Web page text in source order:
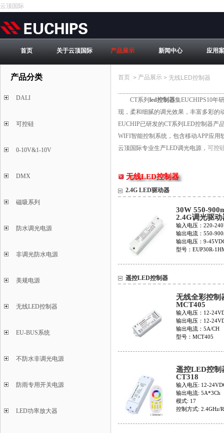
云顶国际
首页 关于云顶国际 产品展示 新闻中心 应用
产品分类
DALI
可控硅
0-10V&1-10V
DMX
磁吸系列
防水调光电源
非调光防水电源
美规电源
无线LED控制器
EU-BUS系统
不防水非调光电源
防雨专用开关电源
LED功率放大器
首页 > 产品展示 > 无线LED控制器
CT系列 led控制器集EUCHIPS10年
现，柔和细腻的调光效果，丰富多彩的
EUCHIP已研发的CT系列LED控制器产
WIFI智能控制系统，包含移动APP应用
云顶国际专业生产LED调光电源， 可控
无线LED控制器
2.4G LED驱动器
30W 550-
2.4G调光驱动
EUP30R-
输入电压：220-
输出电流：550-
输出电压：9-
型号：EUP30R-
遥控LED控制器
无线全彩控制
MCT405
输入电压：12-
输出电压：12-
输出电流：5A/CH
型号：MCT405
遥控LED控制
CT318
输入电压: 12-
输出电流: 5A*3Ch
模式: 17
控制方式: 2.4GHz/